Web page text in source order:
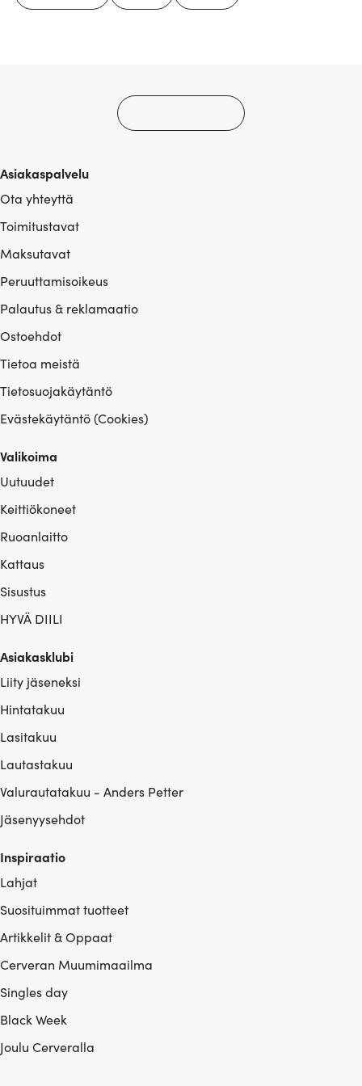
Asiakaspalvelu
Ota yhteyttä
Toimitustavat
Maksutavat
Peruuttamisoikeus
Palautus & reklamaatio
Ostoehdot
Tietoa meistä
Tietosuojakäytäntö
Evästekäytäntö (Cookies)
Valikoima
Uutuudet
Keittiökoneet
Ruoanlaitto
Kattaus
Sisustus
HYVÄ DIILI
Asiakasklubi
Liity jäseneksi
Hintatakuu
Lasitakuu
Lautastakuu
Valurautatakuu - Anders Petter
Jäsenyysehdot
Inspiraatio
Lahjat
Suosituimmat tuotteet
Artikkelit & Oppaat
Cerveran Muumimaailma
Singles day
Black Week
Joulu Cerveralla